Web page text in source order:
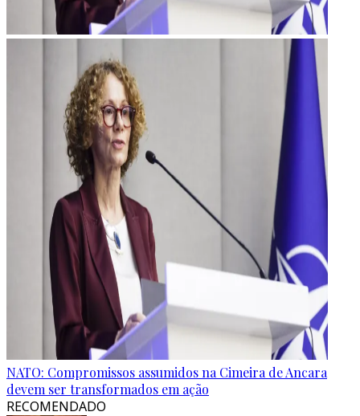
NATO: Compromissos assumidos na Cimeira de Ancara
devem ser transformados em ação
RECOMENDADO